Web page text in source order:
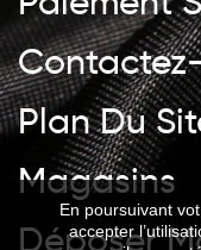
Plan Du
Magasins
Déposer
En poursuivant
accepter